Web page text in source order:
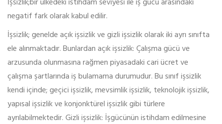
negatif fark olarak kabul edilir.
İşsizlik; genelde açık işsizlik ve gizli işsizlik olarak iki ayrı sınıfta
ele alınmaktadır. Bunlardan açık işsizlik: Çalışma gücü ve
arzusunda olunmasına rağmen piyasadaki cari ücret ve
çalışma şartlarında iş bulamama durumudur. Bu sınıf işsizlik
kendi içinde; geçici işsizlik, mevsimlik işsizlik, teknolojik işsizlik,
yapısal işsizlik ve konjonktürel işsizlik gibi türlere
ayrılabilmektedir. Gizli işsizlik: İşgücünün istihdam edilmesine